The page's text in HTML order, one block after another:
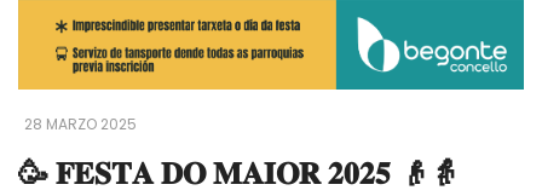
28 MARZO 2025
🥳 𝐅𝐄𝐒𝐓𝐀 𝐃𝐎 𝐌𝐀𝐈𝐎𝐑 𝟐𝟎𝟐𝟓 👴👵